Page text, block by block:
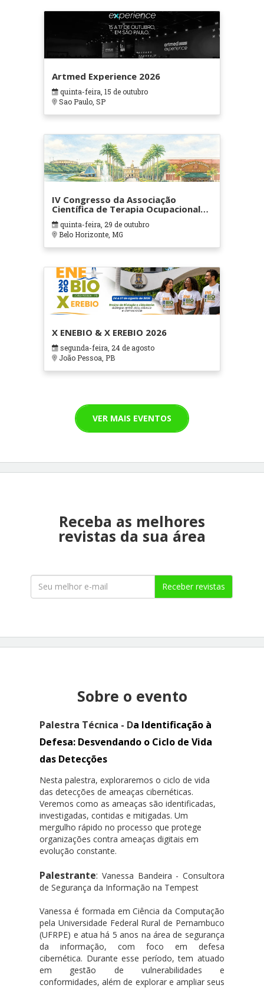
Artmed Experience 2026
quinta-feira, 15 de outubro
Sao Paulo, SP
IV Congresso da Associação
Científica de Terapia Ocupacional
em Contextos Hospitalares e
Cuidados Paliativos - ATOHOSP
quinta-feira, 29 de outubro
Belo Horizonte, MG
X ENEBIO & X EREBIO 2026
segunda-feira, 24 de agosto
João Pessoa, PB
VER MAIS EVENTOS
Receba as melhores
revistas da sua área
Receber revistas
Sobre o evento
Palestra Técnica - Da Identificação à
Defesa: Desvendando o Ciclo de Vida
das Detecções
Nesta palestra, exploraremos o ciclo de vida
das detecções de ameaças cibernéticas.
Veremos como as ameaças são identificadas,
investigadas, contidas e mitigadas. Um
mergulho rápido no processo que protege
organizações contra ameaças digitais em
evolução constante.
Palestrante: Vanessa Bandeira - Consultora
de Segurança da Informação na Tempest
Vanessa é formada em Ciência da Computação
pela Universidade Federal Rural de Pernambuco
(UFRPE) e atua há 5 anos na área de segurança
da informação, com foco em defesa
cibernética. Durante esse período, tem atuado
em gestão de vulnerabilidades e
conformidades, além de explorar e ampliar seus